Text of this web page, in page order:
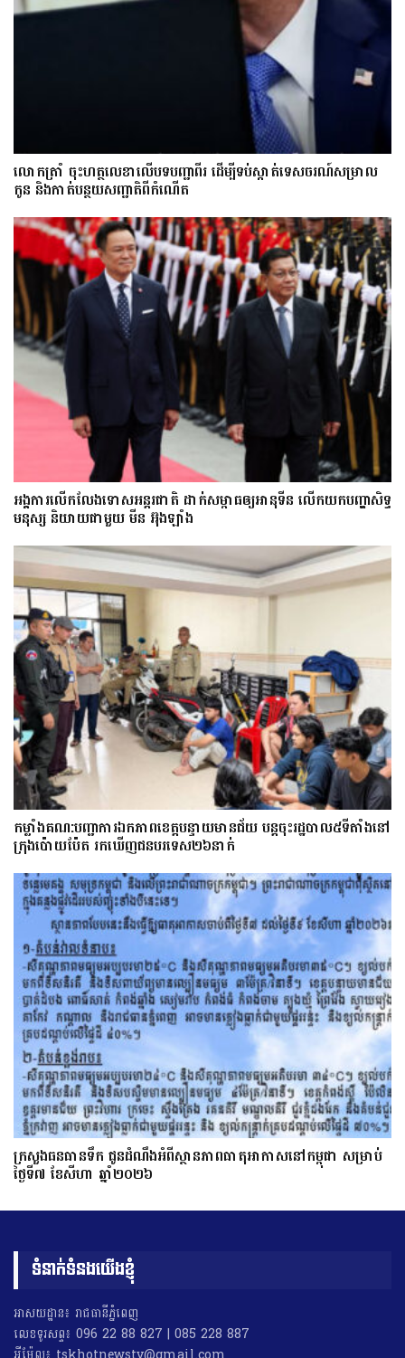
លោក​ត្រាំ ចុះហត្ថលេខាលើបទបញ្ជាពីរ ដើម្បីទប់ស្កាត់ទេស​ចរណ៍សម្រាល
កូន និងកាត់បន្ថយសញ្ជាតិពីកំណើត
អង្គការលើកលែងទោសអន្តរជាតិ ដាក់សម្ពាធឲ្យអានុទីន លើកយកបញ្ហាសិទ្ធ
មនុស្ស និយាយជាមួយ មីន អ៊ុងឡាំង
កម្លាំងគណ:បញ្ជាការឯកភាពខេត្តបន្ទាយមានជ័យ បន្តចុះរដ្ឋបាល៥ទីតាំងនៅ
ក្រុងប៉ោយប៉ែត រកឃើញជនបរទេស២៦នាក់
ក្រសួងធនធានទឹក ជូនដំណឹងអំពីស្ថានភាពធាតុអាកាសនៅកម្ពុជា សម្រាប់
ថ្ងៃទី៧ ខែសីហា ឆ្នាំ២០២៦
ទំនាក់ទំនងយើងខ្ញុំ
អាសយដ្ឋាន៖ រាជធានីភ្នំពេញ
លេខទូរសព្ទ៖ 096 22 88 827 | 085 228 887